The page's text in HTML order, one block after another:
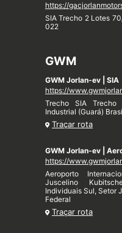
https://
SIA Trecho 2 Lotes
022
GWM
GWM Jorlan-ev | SIA
https://
Trecho SIA
Industrial (Guará)
Traçar rota
GWM Jorlan-ev |
https://
Aeroporto
Juscelino
Individuais Sul, Setor
Federal
Traçar rota